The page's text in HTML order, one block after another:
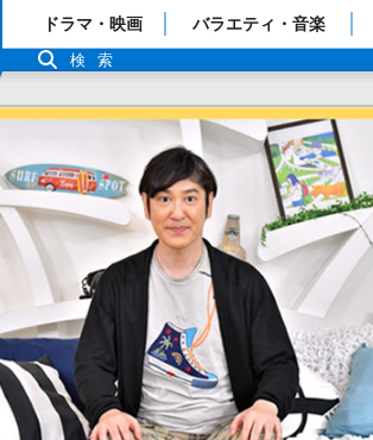
「TBSテレビ」トップページ
番組表
ドラマ・映画 バラエティ・音楽
検索